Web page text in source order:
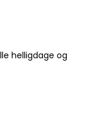
helligdage og